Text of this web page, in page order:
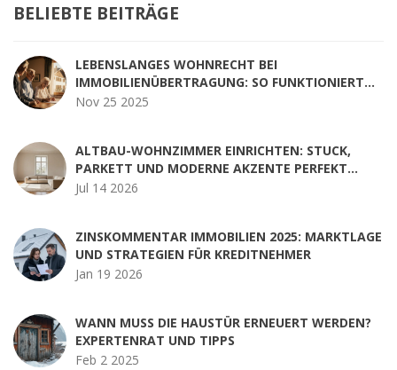
BELIEBTE BEITRÄGE
LEBENSLANGES WOHNRECHT BEI
IMMOBILIENÜBERTRAGUNG: SO FUNKTIONIERT
BEWERTUNG UND STEUERERSPARNIS
Nov 25 2025
ALTBAU-WOHNZIMMER EINRICHTEN: STUCK,
PARKETT UND MODERNE AKZENTE PERFEKT
KOMBINIEREN
Jul 14 2026
ZINSKOMMENTAR IMMOBILIEN 2025: MARKTLAGE
UND STRATEGIEN FÜR KREDITNEHMER
Jan 19 2026
WANN MUSS DIE HAUSTÜR ERNEUERT WERDEN?
EXPERTENRAT UND TIPPS
Feb 2 2025